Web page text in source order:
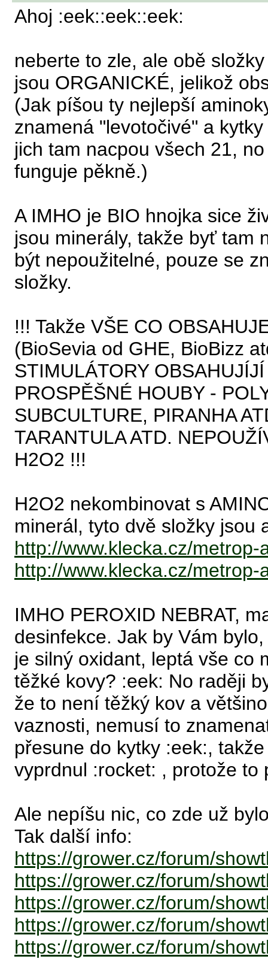
Ahoj :eek::eek::eek:
neberte to zle, ale obě
jsou ORGANICKÉ, jelikož
(Jak píšou ty nejlepší
znamená "levotočivé" a
jich tam nacpou všech 21,
funguje pěkně.)
A IMHO je BIO hnojka sice
jsou minerály, takže byť tam
být nepoužitelné, pouze se
složky.
!!! Takže VŠE CO
(BioSevia od GHE, BioBizz
STIMULÁTORY
PROSPĚŠNÉ HOUBY -
SUBCULTURE, PIRANHA
TARANTULA ATD.
H2O2 !!!
H2O2 nekombinovat s
minerál, tyto dvě složky jsou
http://www.klecka.cz/
http://www.klecka.cz/
IMHO PEROXID NEBRAT,
desinfekce. Jak by Vám
je silný oxidant, leptá vše co
těžké kovy? :eek: No raději
že to není těžký kov a
vaznosti, nemusí to
přesune do kytky :eek:,
vyprdnul :rocket: , protože
Ale nepíšu nic, co zde už
Tak další info:
https://grower.cz/forum/
https://grower.cz/forum/
https://grower.cz/forum/
https://grower.cz/forum/
https://grower.cz/forum/